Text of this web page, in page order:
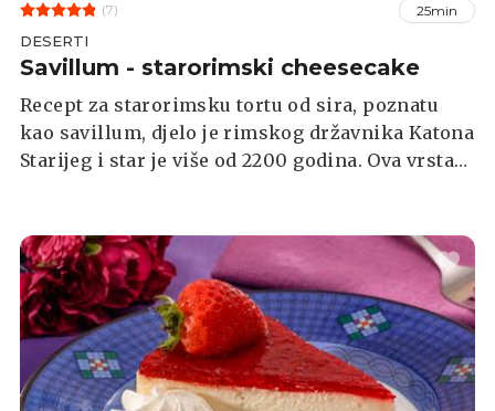
(7) 25min
DESERTI
Savillum - starorimski cheesecake
Recept za starorimsku tortu od sira, poznatu
kao savillum, djelo je rimskog državnika Katona
Starijeg i star je više od 2200 godina. Ova vrsta